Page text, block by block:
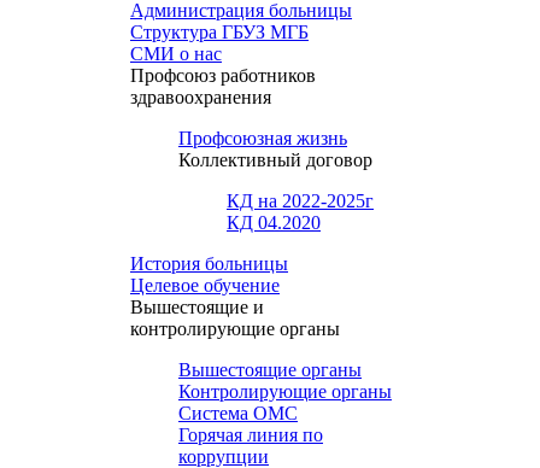
Администрация больницы
Структура ГБУЗ МГБ
СМИ о нас
Профсоюз работников
здравоохранения
Профсоюзная жизнь
Коллективный договор
КД на 2022-2025г
КД 04.2020
История больницы
Целевое обучение
Вышестоящие и
контролирующие органы
Вышестоящие органы
Контролирующие органы
Система ОМС
Горячая линия по
коррупции